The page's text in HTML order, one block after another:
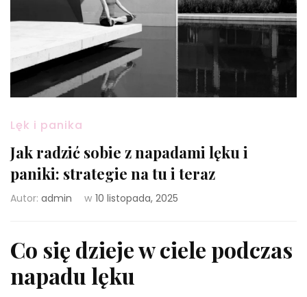
Lęk i panika
Jak radzić sobie z napadami lęku i
paniki: strategie na tu i teraz
Autor: admin w 10 listopada, 2025
Co się dzieje w ciele podczas
napadu lęku